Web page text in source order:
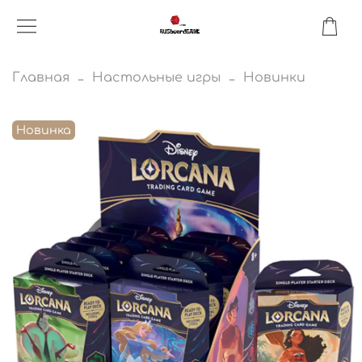
Главная Настольные игры Новинки
Новинка